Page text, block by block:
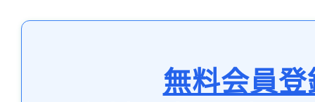
無料会員